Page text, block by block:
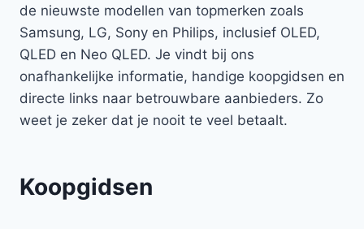
de nieuwste modellen van topmerken zoals
Samsung, LG, Sony en Philips, inclusief OLED,
QLED en Neo QLED. Je vindt bij ons
onafhankelijke informatie, handige koopgidsen en
directe links naar betrouwbare aanbieders. Zo
weet je zeker dat je nooit te veel betaalt.
Koopgidsen